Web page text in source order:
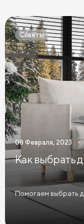
Кровати 120 х 200 с
Кровати 140 х 200 с
Кровати 160 х 200 с
Кровати 180 х 200 с
Кровати 200 х 200 с
Кровати тёмного
Кровати
Кровати в
Кровати в
Кровати в
Советы
08 Февраля, 2023
Как выбрать
Помогаем выбрать